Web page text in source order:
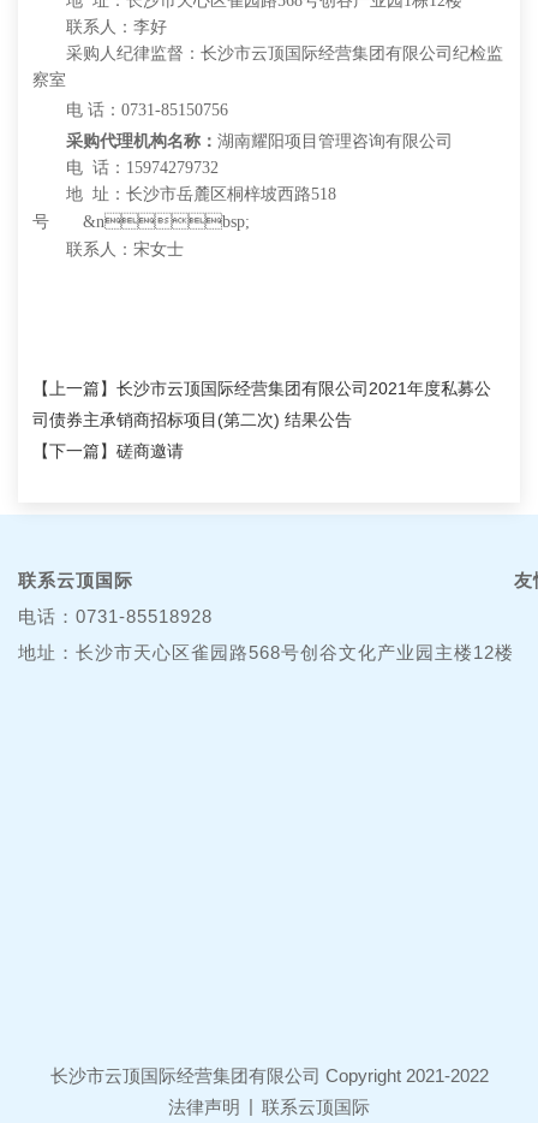
联系人： 李好
采购 人纪律监督 ：长沙市云顶国际经营集团有限公司纪检监
察室
电 话： 0731-85150756
采购代理机构名称： 湖南耀阳项目管理咨询有限公司
电 话： 15974279732
地 址： 长沙市岳麓区桐梓坡西路518
号 &nbsp;
联系人： 宋女士
【上一篇】 长沙市云顶国际经营集团有限公司2021年度私募公
司债券主承销商招标项目(第二次) 结果公告
【下一篇】 磋商邀请
联系云顶国际
电话：0731-85518928
地址：长沙市天心区雀园路568号创谷文化产业园主楼12楼
友
长沙市云顶国际经营集团有限公司 Copyright 2021-2022
法律声明 | 联系云顶国际